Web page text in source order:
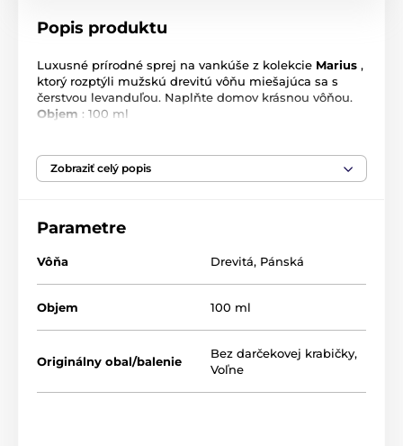
Popis produktu
Luxusné prírodné sprej na vankúše z kolekcie Marius ,
ktorý rozptýli mužskú drevitú vôňu miešajúca sa s
čerstvou levanduľou. Naplňte domov krásnou vôňou.
Objem : 100 ml
Marious. Kúzlu Marious od Lothantique jednoducho
nemôžete odolať.
oddelených vkusom pre dobrodružstvo. Lothantique je
kvetinová kytice.
modernizáciou a aplikácie praktiky Heute-Provence,
dnešným pokrokom v technológii o starostlivosti o
sú formulované s ohľadom
na životné prostredie. Tým že používame
reciklované
Zobraziť celý popis
Parametre
Vôňa Drevitá, Pánská
Objem 100 ml
Originálny obal/balenie
Bez darčekovej krabičky,
Voľne